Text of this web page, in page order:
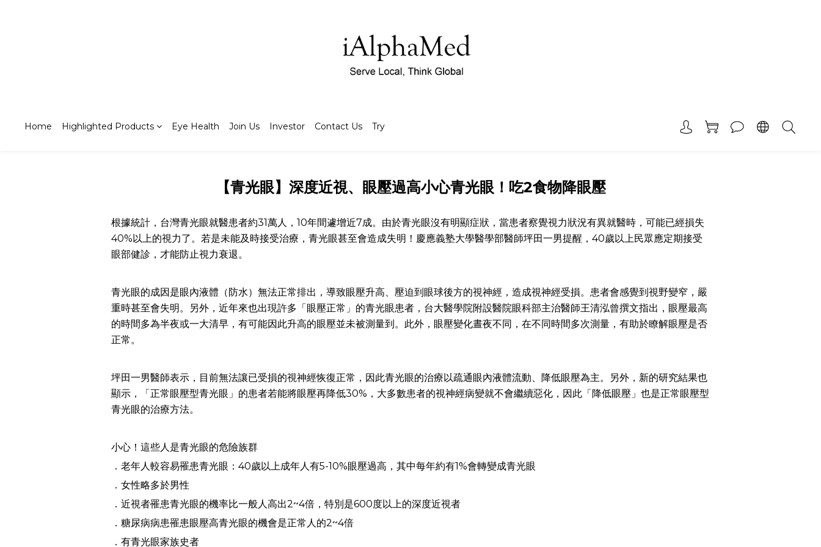
Home Highlighted Products Eye Health Join Us Investor Contact Us Try
【青光眼】深度近視、眼壓過高小心青光眼！吃2食物降眼壓
根據統計，台灣青光眼就醫患者約31萬人，10年間遽增近7成。由於青光眼沒有明顯症狀，當患者察覺視力狀況有異就醫時，可能已經損失
40%以上的視力了。若是未能及時接受治療，青光眼甚至會造成失明！慶應義塾大學醫學部醫師坪田一男提醒，40歲以上民眾應定期接受
眼部健診，才能防止視力衰退。
青光眼的成因是眼內液體（防水）無法正常排出，導致眼壓升高、壓迫到眼球後方的視神經，造成視神經受損。患者會感覺到視野變窄，嚴
重時甚至會失明。另外，近年來也出現許多「眼壓正常」的青光眼患者，台大醫學院附設醫院眼科部主治醫師王清泓曾撰文指出，眼壓最高
的時間多為半夜或一大清早，有可能因此升高的眼壓並未被測量到。此外，眼壓變化晝夜不同，在不同時間多次測量，有助於瞭解眼壓是否
正常。
坪田一男醫師表示，目前無法讓已受損的視神經恢復正常，因此青光眼的治療以疏通眼內液體流動、降低眼壓為主。另外，新的研究結果也
顯示，「正常眼壓型青光眼」的患者若能將眼壓再降低30%，大多數患者的視神經病變就不會繼續惡化，因此「降低眼壓」也是正常眼壓型
青光眼的治療方法。
小心！這些人是青光眼的危險族群
．老年人較容易罹患青光眼：40歲以上成年人有5-10%眼壓過高，其中每年約有1%會轉變成青光眼
．女性略多於男性
．近視者罹患青光眼的機率比一般人高出2~4倍，特別是600度以上的深度近視者
．糖尿病病患罹患眼壓高青光眼的機會是正常人的2~4倍
．有青光眼家族史者